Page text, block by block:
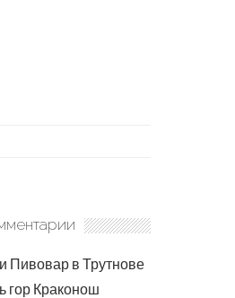
Пивовар в Трутнове
гор Краконош